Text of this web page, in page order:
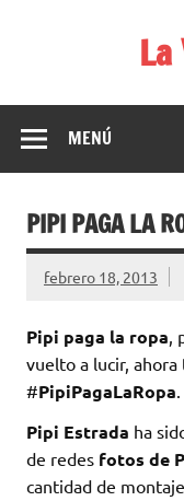
MENÚ
PIPI PAGA LA
febrero 18, 2013
Pipi paga la ropa,
vuelto a lucir,
#PipiPagaLaRopa
Pipi Estrada ha
de redes fotos de
cantidad de